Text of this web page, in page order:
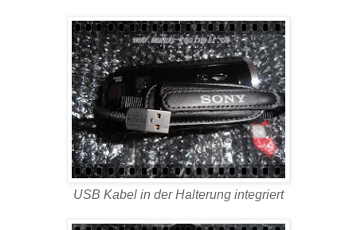
USB Kabel in der Halterung integriert